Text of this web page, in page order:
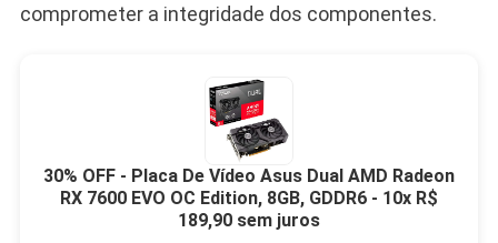
comprometer a integridade dos componentes.
30% OFF - Placa De Vídeo Asus Dual AMD Radeon
RX 7600 EVO OC Edition, 8GB, GDDR6 - 10x R$
189,90 sem juros